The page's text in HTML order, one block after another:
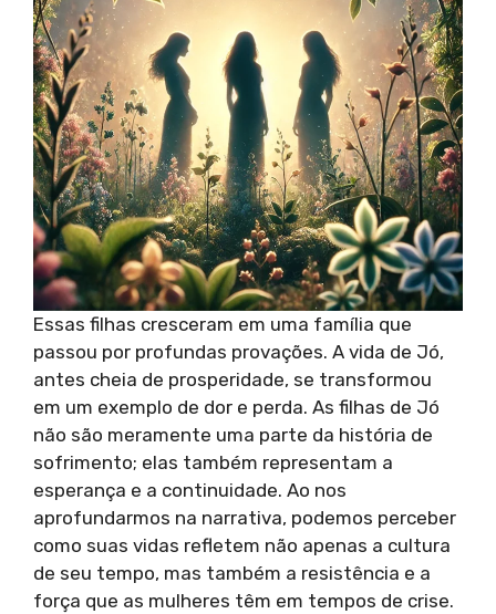
Essas filhas cresceram em uma família que
passou por profundas provações. A vida de Jó,
antes cheia de prosperidade, se transformou
em um exemplo de dor e perda. As filhas de Jó
não são meramente uma parte da história de
sofrimento; elas também representam a
esperança e a continuidade. Ao nos
aprofundarmos na narrativa, podemos perceber
como suas vidas refletem não apenas a cultura
de seu tempo, mas também a resistência e a
força que as mulheres têm em tempos de crise.